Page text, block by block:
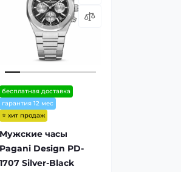
бесплатная доставка
гарантия 12 мес
⭐ хит продаж
Мужские часы
Pagani Design PD-
1707 Silver-Black